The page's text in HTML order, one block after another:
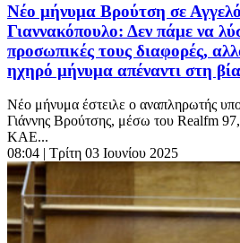
Νέο μήνυμα Βρούτση σε
Γιαννακόπουλο: Δεν πάμε να
προσωπικές τους διαφορές,
ηχηρό μήνυμα απέναντι στη βία
Νέο μήνυμα έστειλε ο αναπληρωτής
Γιάννης Βρούτσης, μέσω του Realfm
ΚΑΕ...
08:04 | Τρίτη 03 Ιουνίου 2025